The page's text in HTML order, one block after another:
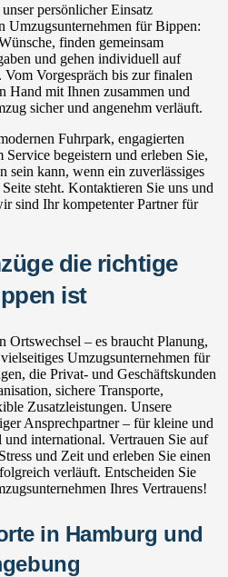
persönlicher Einsatz
Umzugsunternehmen für Bippen:
finden gemeinsam
und gehen individuell auf
Vorgespräch bis zur finalen
Hand mit Ihnen zusammen und
sicher und angenehm verläuft.
Fuhrpark, engagierten
begeistern und erleben Sie,
sein kann, wenn ein zuverlässiges
steht. Kontaktieren Sie uns und
sind Ihr kompetenter Partner für
die richtige
ist
Ortswechsel – es braucht Planung,
Umzugsunternehmen für
die Privat- und Geschäftskunden
sichere Transporte,
Zusatzleistungen. Unsere
Ansprechpartner – für kleine und
international. Vertrauen Sie auf
und Zeit und erleben Sie einen
verläuft. Entscheiden Sie
Ihres Vertrauens!
in Hamburg und